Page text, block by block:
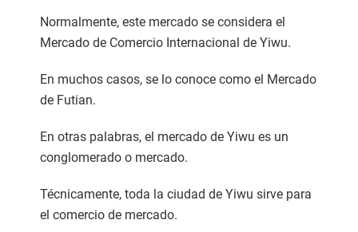
Normalmente, este mercado se considera el
Mercado de Comercio Internacional de Yiwu.
En muchos casos, se lo conoce como el Mercado
de Futian.
En otras palabras, el mercado de Yiwu es un
conglomerado o mercado.
Técnicamente, toda la ciudad de Yiwu sirve para
el comercio de mercado.